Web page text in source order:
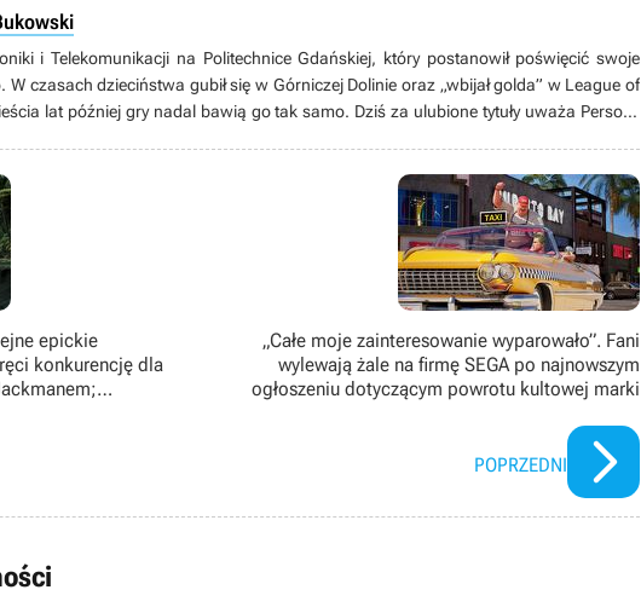
i Telekomunikacji na Politechnice Gdańskiej, który postanowił poświęcić swoje
W czasach dzieciństwa gubił się w Górniczej Dolinie oraz „wbijał golda” w League of
lat później gry nadal bawią go tak samo. Dziś za ulubione tytuły uważa Persony
filmów i seriali (głównie tych animowanych).
epickie
konkurencję dla
„Całe moje zainteresowanie wyparowało”. Fani
wylewają żale na firmę SEGA po najnowszym
ogłoszeniu dotyczącym powrotu kultowej marki
POPRZEDNI